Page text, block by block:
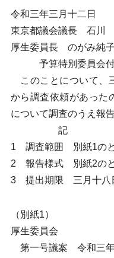
令和三年三月十二日
東京都議会議長 石川
厚生委員長 のがみ純
予算特別委員会付託
このことについて、
から調査依頼があった
について調査のうえ報
記
1 調査範囲 別紙1の
2 報告様式 別紙2の
3 提出期限 三月十八
（別紙1）
厚生委員会
第一号議案 令和三年